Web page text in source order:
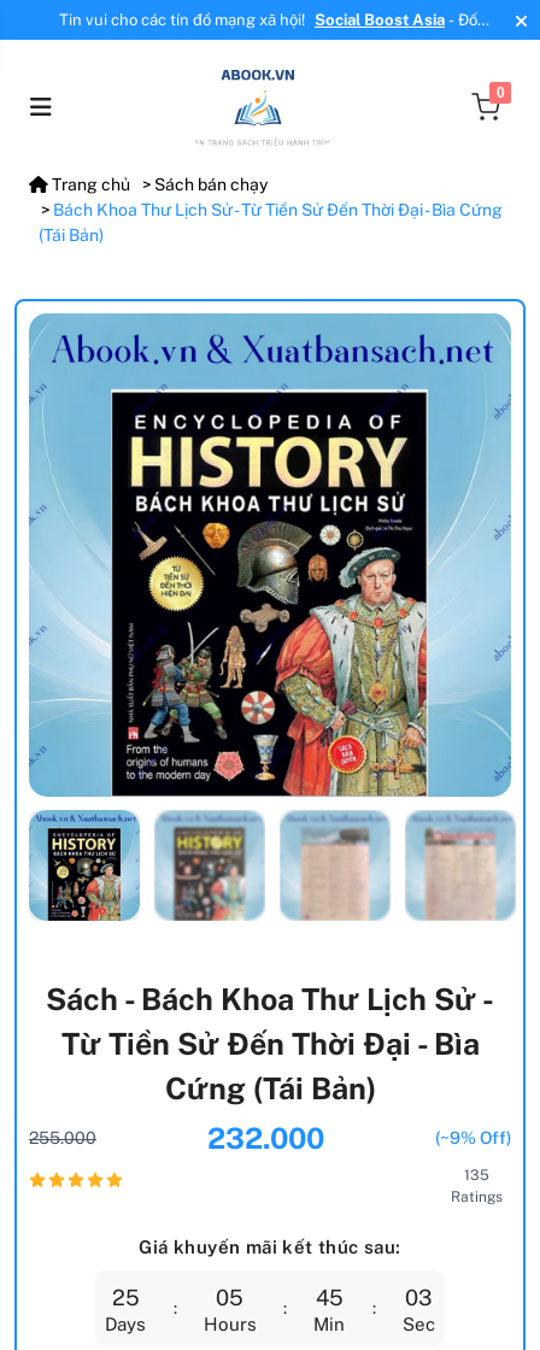
Tin vui cho các tín đồ mạng xã hội! Social Boost Asia- Đối
tác mới, cung cấp dịch vụ tăng tương tác, tăng follow uy tín!
0
Trang chủ
Sách bán chạy
Bách Khoa Thư Lịch Sử - Từ Tiền Sử Đến Thời Đại - Bìa Cứng
(Tái Bản)
Sách - Bách Khoa Thư Lịch Sử -
Từ Tiền Sử Đến Thời Đại - Bìa
Cứng (Tái Bản)
255.000 232.000 (~9% Off)
135
Ratings
Giá khuyến mãi kết thúc sau:
25
Days
05
Hours
45
Min
02
Sec